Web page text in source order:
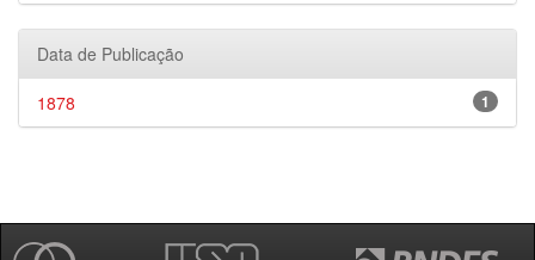
Data de Publicação
1
1878